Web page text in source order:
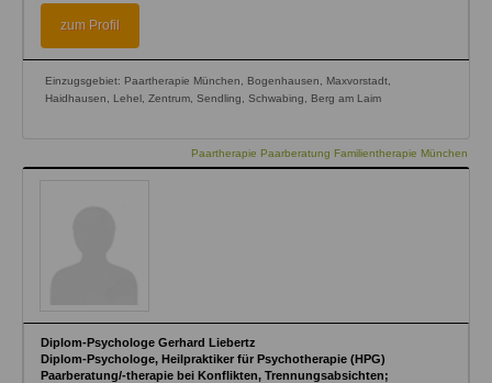
zum Profil
Einzugsgebiet: Paartherapie München, Bogenhausen, Maxvorstadt,
Haidhausen, Lehel, Zentrum, Sendling, Schwabing, Berg am Laim
Paartherapie Paarberatung Familientherapie München
Diplom-Psychologe Gerhard Liebertz
Diplom-Psychologe, Heilpraktiker für Psychotherapie (HPG)
Paarberatung/-therapie bei Konflikten, Trennungsabsichten;